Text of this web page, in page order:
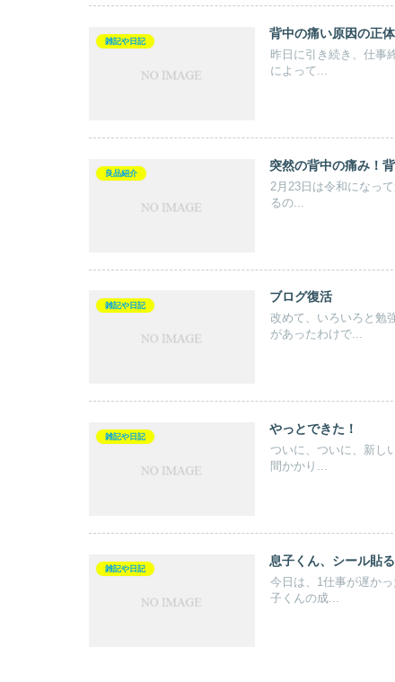
雑記や日記
背中の痛い原因の正
昨日に引き続き、仕事
によって...
良品紹介
突然の背中の痛み！
2月23日は令和になっ
るの...
雑記や日記
ブログ復活
改めて、いろいろと勉
があったわけで...
雑記や日記
やっとできた！
ついに、ついに、新し
間かかり...
雑記や日記
息子くん、シール貼
今日は、1仕事が遅か
子くんの成...